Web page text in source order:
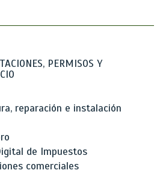
PERMISOS Y
reparación e instalación
de Impuestos
comerciales